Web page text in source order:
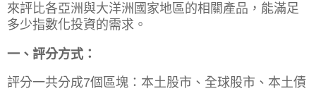
來評比各亞洲與大洋洲國家地區的相關產品，能滿足
多少指數化投資的需求。
一、評分方式：
評分一共分成7個區塊：本土股市、全球股市、本土債